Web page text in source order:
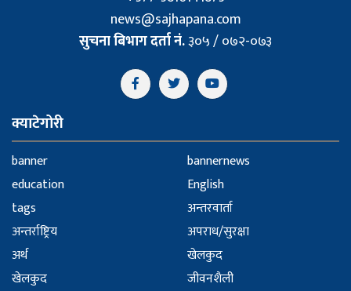
news@sajhapana.com
सुचना बिभाग दर्ता नं.३०५ / ०७२-०७३
क्याटेगोरी
banner
bannernews
education
English
tags
अन्तरवार्ता
अन्तर्राष्ट्रिय
अपराध/सुरक्षा
अर्थ
खेलकुद
खेलकुद
जीवनशैली